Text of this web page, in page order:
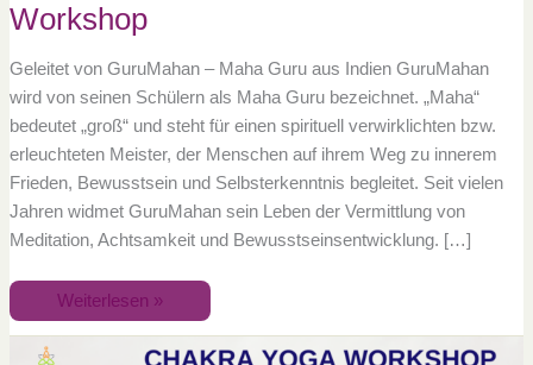
Workshop
Geleitet von GuruMahan – Maha Guru aus Indien GuruMahan
wird von seinen Schülern als Maha Guru bezeichnet. „Maha“
bedeutet „groß“ und steht für einen spirituell verwirklichten bzw.
erleuchteten Meister, der Menschen auf ihrem Weg zu innerem
Frieden, Bewusstsein und Selbsterkenntnis begleitet. Seit vielen
Jahren widmet GuruMahan sein Leben der Vermittlung von
Meditation, Achtsamkeit und Bewusstseinsentwicklung. […]
Weiterlesen »